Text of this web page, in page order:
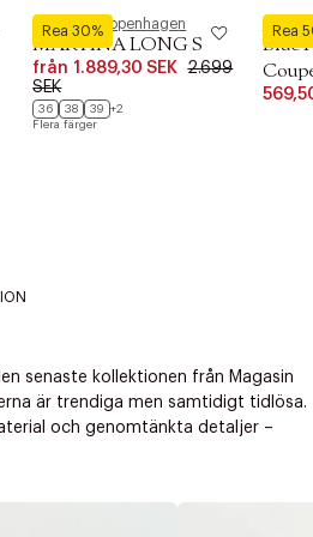
Rea 30%
Phenumb Copenhagen
MARTINA LONG S
från 1.889,30 SEK 2.699
SEK
36 38 39
+2
Flera färger
Rea
Royal
Blue
senaste kollektionen från Magasin
är trendiga men samtidigt tidlösa.
och genomtänkta detaljer –